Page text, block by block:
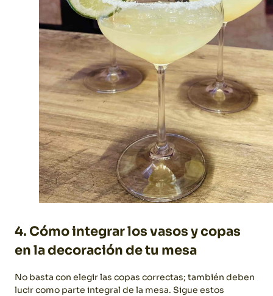
4. Cómo integrar los vasos y copas
en la decoración de tu mesa
No basta con elegir las copas correctas; también deben
lucir como parte integral de la mesa. Sigue estos